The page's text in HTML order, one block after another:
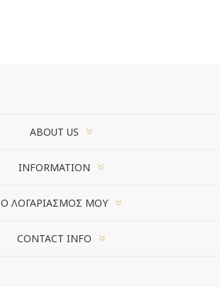
ABOUT US
INFORMATION
Ο ΛΟΓΑΡΙΑΣΜΌΣ ΜΟΥ
CONTACT INFO